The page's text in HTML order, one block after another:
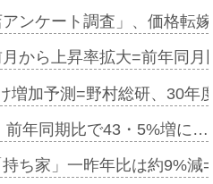
ンケート調査」、価格転
から上昇率拡大=前年同
増加予測=野村総研、30年
前年同期比で43・5%増に…
ち家」一昨年比は約9%